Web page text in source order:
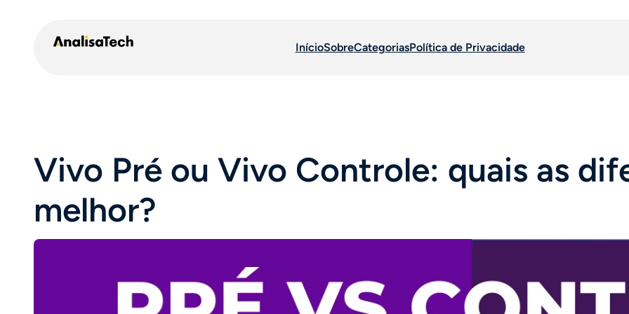
InícioSobreCategoriasPolítica de Privacidade
Vivo Pré ou Vivo Controle: quais as
melhor?